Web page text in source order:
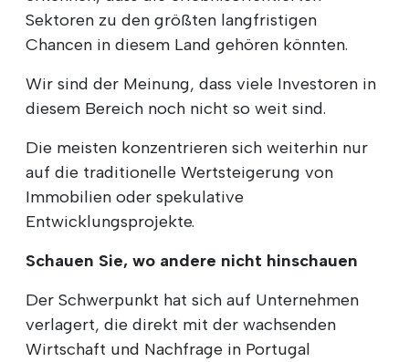
Sektoren zu den größten langfristigen
Chancen in diesem Land gehören könnten.
Wir sind der Meinung, dass viele Investoren in
diesem Bereich noch nicht so weit sind.
Die meisten konzentrieren sich weiterhin nur
auf die traditionelle Wertsteigerung von
Immobilien oder spekulative
Entwicklungsprojekte.
Schauen Sie, wo andere nicht hinschauen
Der Schwerpunkt hat sich auf Unternehmen
verlagert, die direkt mit der wachsenden
Wirtschaft und Nachfrage in Portugal